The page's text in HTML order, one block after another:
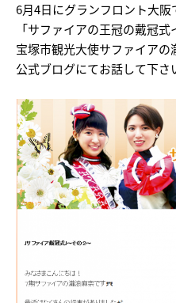
6月4日にグランフロント大阪
「サファイアの王冠の戴冠式
宝塚市観光大使サファイアの
公式ブログにてお話して下